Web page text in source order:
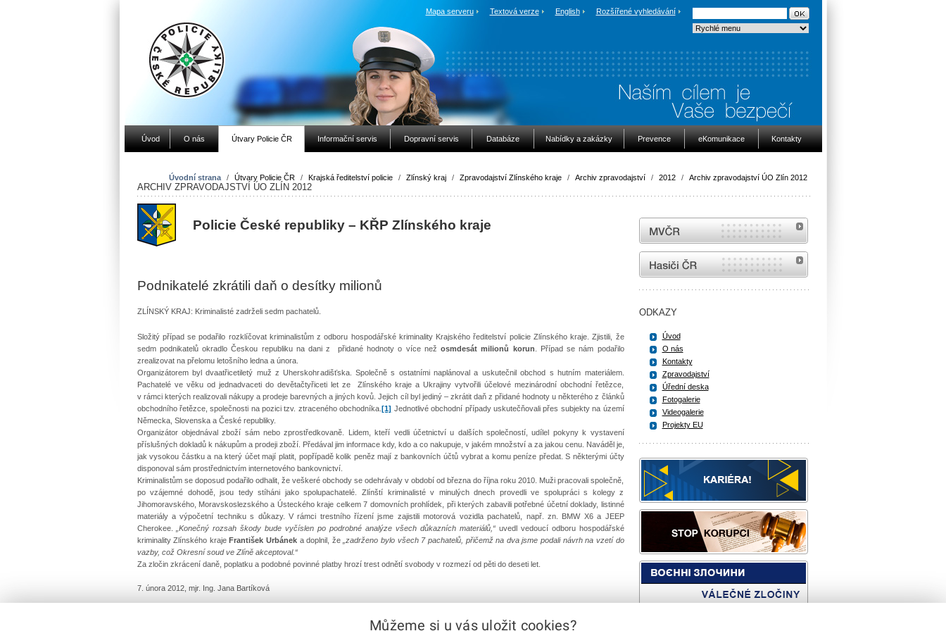
Mapa serveru Textová verze English Rozšířené vyhledávání
Úvod O nás Útvary Policie ČR Informační servis Dopravní servis Databáze Nabídky a zakázky Prevence eKomunikace Kontakty
Úvodní strana / Útvary Policie ČR / Krajská ředitelství policie / Zlínský kraj / Zpravodajství Zlínského kraje / Archiv zpravodajství / 2012 / Archiv zpravodajství ÚO Zlín 2012
ARCHIV ZPRAVODAJSTVÍ ÚO ZLÍN 2012
Policie České republiky – KŘP Zlínského kraje
Podnikatelé zkrátili daň o desítky milionů
ZLÍNSKÝ KRAJ: Kriminalisté zadrželi sedm pachatelů.
Složitý případ se podařilo rozklíčovat kriminalistům z odboru hospodářské kriminality Krajského ředitelství policie Zlínského kraje. Zjistili, že
sedm podnikatelů okradlo Českou republiku na dani z přidané hodnoty o více než osmdesát milionů korun . Případ se nám podařilo
zrealizovat na přelomu letošního ledna a února.
Organizátorem byl dvaatřicetiletý muž z Uherskohradišťska. Společně s ostatními naplánoval a uskutečnil obchod s hutním materiálem.
Pachatelé ve věku od jednadvaceti do devětačtyřiceti let ze Zlínského kraje a Ukrajiny vytvořili účelové mezinárodní obchodní řetězce,
v rámci kterých realizovali nákupy a prodeje barevných a jiných kovů. Jejich cíl byl jediný – zkrátit daň z přidané hodnoty u některého z článků
obchodního řetězce, společnosti na pozici tzv. ztraceného obchodníka.[1] Jednotlivé obchodní případy uskutečňovali přes subjekty na území
Německa, Slovenska a České republiky.
Organizátor objednával zboží sám nebo zprostředkovaně. Lidem, kteří vedli účetnictví u dalších společností, udílel pokyny k vystavení
příslušných dokladů k nákupům a prodeji zboží. Předával jim informace kdy, kdo a co nakupuje, v jakém množství a za jakou cenu. Naváděl je,
jak vysokou částku a na který účet mají platit, popřípadě kolik peněz mají z bankovních účtů vybrat a komu peníze předat. S některými účty
disponoval sám prostřednictvím internetového bankovnictví.
Kriminalistům se doposud podařilo odhalit, že veškeré obchody se odehrávaly v období od března do října roku 2010. Muži pracovali společně,
po vzájemné dohodě, jsou tedy stíháni jako spolupachatelé. Zlínští kriminalisté v minulých dnech provedli ve spolupráci s kolegy z
Jihomoravského, Moravskoslezského a Ústeckého kraje celkem 7 domovních prohlídek, při kterých zabavili potřebné účetní doklady, listinné
materiály a výpočetní techniku s důkazy. V rámci trestního řízení jsme zajistili motorová vozidla pachatelů, např. zn. BMW X6 a JEEP
Cherokee.
„Konečný rozsah škody bude vyčíslen po podrobné analýze všech důkazních materiálů,“uvedl vedoucí odboru hospodářské
kriminality Zlínského krajeFrantišek Urbáneka doplnil, že „zadrženo bylo všech 7 pachatelů, přičemž na dva jsme podali návrh na vzetí do
vazby, což Okresní soud ve Zlíně akceptoval.“
Za zločin zkrácení daně, poplatku a podobné povinné platby hrozí trest odnětí svobody v rozmezí od pěti do deseti let.
7. února 2012, mjr. Ing. Jana Bartíková
MVČR
internetové stránky Hasiči ČR
ODKAZY
Úvod
O nás
Kontakty
Zpravodajství
Úřední deska
Fotogalerie
Videogalerie
Projekty EU
Můžeme si u vás uložit cookies?